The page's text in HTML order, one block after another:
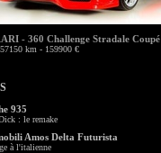
- 360 Challenge Stradale Coupé
km - 159900 €
935
: le remake
Amos Delta Futurista
à l'italienne